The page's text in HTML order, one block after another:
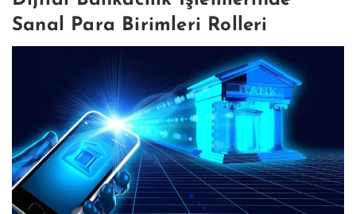
Sanal Para Birimleri Rolleri